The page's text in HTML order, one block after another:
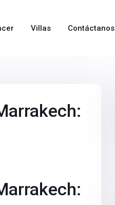
Villas Contáctanos